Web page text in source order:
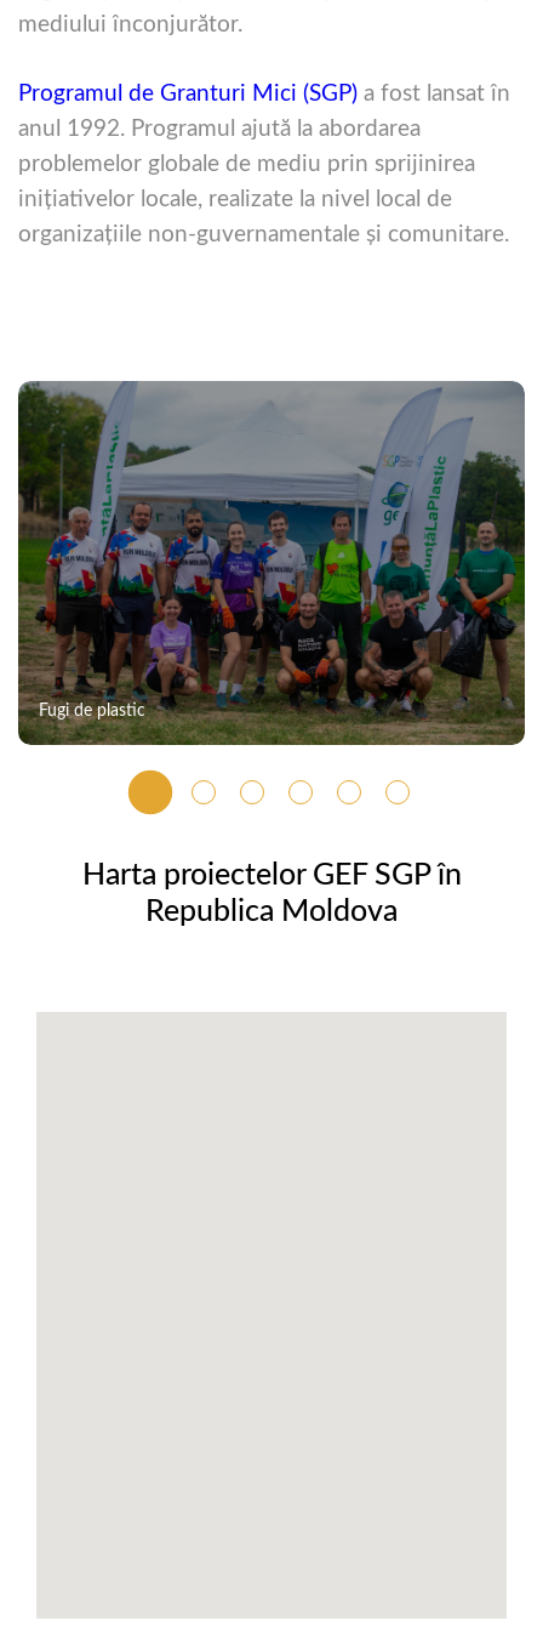
mediului înconjurător.
Programul de Granturi Mici (SGP) a fost lansat în
anul 1992. Programul ajută la abordarea
problemelor globale de mediu prin sprijinirea
iniţiativelor locale, realizate la nivel local de
organizaţiile non-guvernamentale şi comunitare.
Fugi de plastic
Harta proiectelor GEF SGP în
Republica Moldova